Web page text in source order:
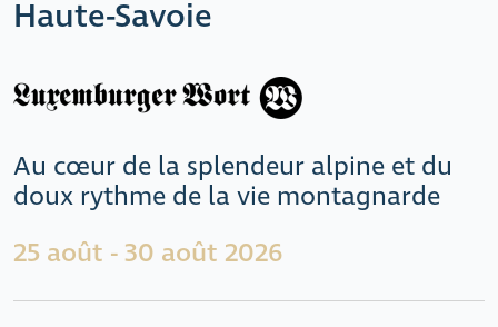
Haute-Savoie
Au cœur de la splendeur alpine et du
doux rythme de la vie montagnarde
25 août - 30 août 2026